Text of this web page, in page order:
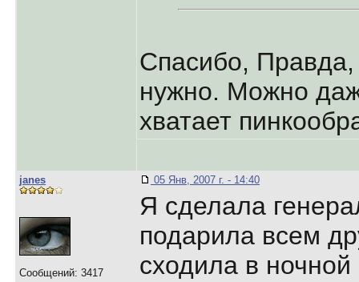
Спасибо, Правда,
нужно. Можно
хватает
janes
Сообщений: 3417
05 Янв, 2007 г. - 14:40
Я сделала
подарила всем
сходила в